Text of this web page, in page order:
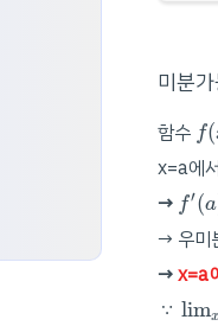
미분
함수 f(
f(
x=a에
→ f′(a
f′(a)
→ 우미
→x=a
∵ limx
lim